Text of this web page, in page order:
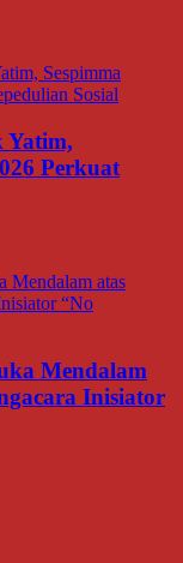
Yatim,
Perkuat
Mendalam
Inisiator